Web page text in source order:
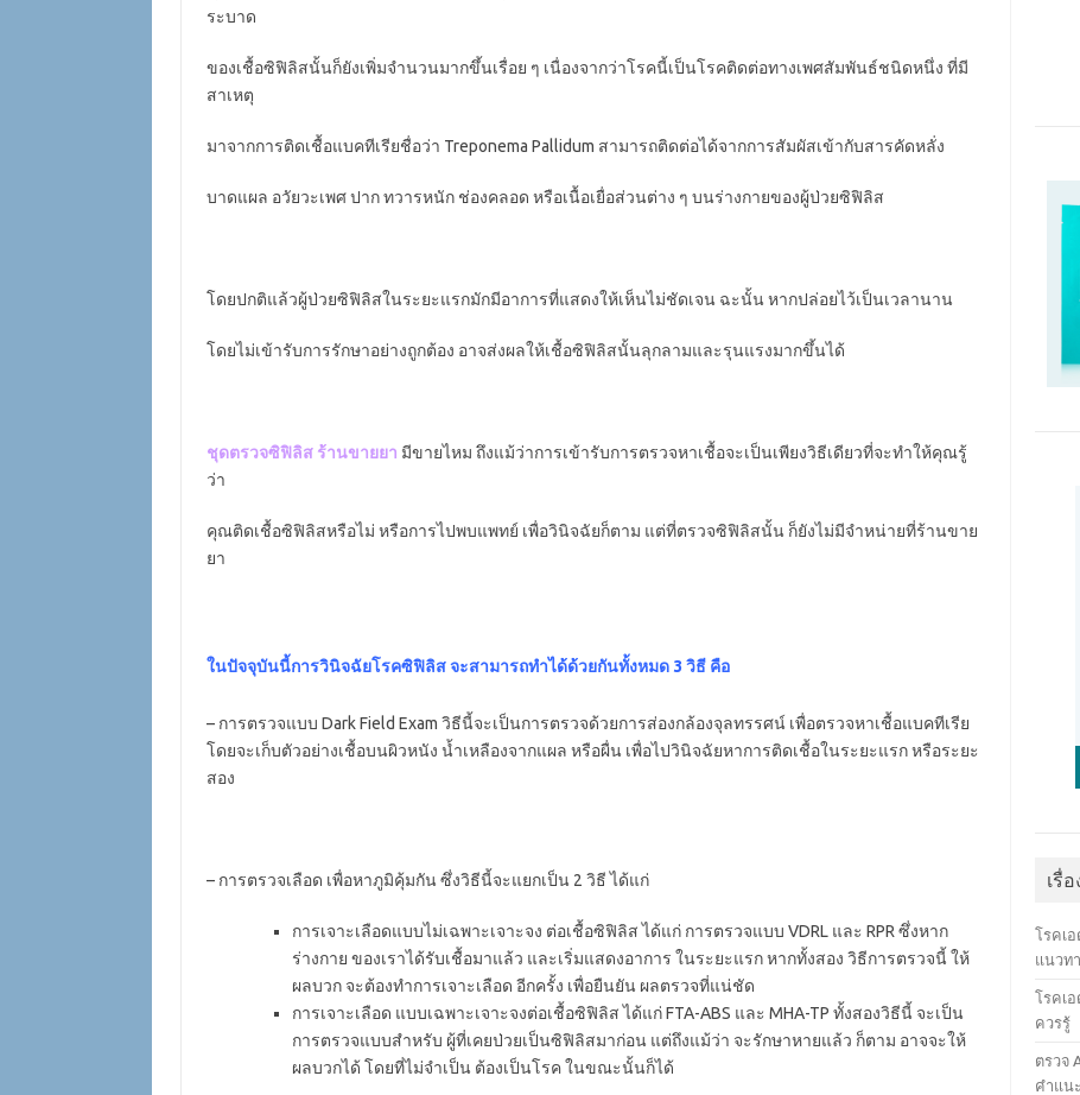
ระบาด
ของเชื้อซิฟิลิสนั้นก็ยังเพิ่มจำนวนมากขึ้นเรื่อย ๆ เนื่องจากว่าโรคนี้เป็นโรคติดต่อทางเพศสัมพันธ์ชนิดหนึ่ง ที่มี
สาเหตุ
มาจากการติดเชื้อแบคทีเรียชื่อว่า Treponema Pallidum สามารถติดต่อได้จากการสัมผัสเข้ากับสารคัดหลั่ง
บาดแผล อวัยวะเพศ ปาก ทวารหนัก ช่องคลอด หรือเนื้อเยื่อส่วนต่าง ๆ บนร่างกายของผู้ป่วยซิฟิลิส
โดยปกติแล้วผู้ป่วยซิฟิลิสในระยะแรกมักมีอาการที่แสดงให้เห็นไม่ชัดเจน ฉะนั้น หากปล่อยไว้เป็นเวลานาน
โดยไม่เข้ารับการรักษาอย่างถูกต้อง อาจส่งผลให้เชื้อซิฟิลิสนั้นลุกลามและรุนแรงมากขึ้นได้
ชุดตรวจซิฟิลิส ร้านขายยา มีขายไหม ถึงแม้ว่าการเข้ารับการตรวจหาเชื้อจะเป็นเพียงวิธีเดียวที่จะทำให้คุณรู้
ว่า
คุณติดเชื้อซิฟิลิสหรือไม่ หรือการไปพบแพทย์ เพื่อวินิจฉัยก็ตาม แต่ที่ตรวจซิฟิลิสนั้น ก็ยังไม่มีจำหน่ายที่ร้านขาย
ยา
ในปัจจุบันนี้การวินิจฉัยโรคซิฟิลิส จะสามารถทำได้ด้วยกันทั้งหมด 3 วิธี คือ
– การตรวจแบบ Dark Field Exam วิธีนี้จะเป็นการตรวจด้วยการส่องกล้องจุลทรรศน์ เพื่อตรวจหาเชื้อแบคทีเรีย
โดยจะเก็บตัวอย่างเชื้อบนผิวหนัง น้ำเหลืองจากแผล หรือผื่น เพื่อไปวินิจฉัยหาการติดเชื้อในระยะแรก หรือระยะ
สอง
– การตรวจเลือด เพื่อหาภูมิคุ้มกัน ซึ่งวิธีนี้จะแยกเป็น 2 วิธี ได้แก่
การเจาะเลือดแบบไม่เฉพาะเจาะจง ต่อเชื้อซิฟิลิส ได้แก่ การตรวจแบบ VDRL และ RPR ซึ่งหาก
ร่างกาย ของเราได้รับเชื้อมาแล้ว และเริ่มแสดงอาการ ในระยะแรก หากทั้งสอง วิธีการตรวจนี้ ให้
ผลบวก จะต้องทำการเจาะเลือด อีกครั้ง เพื่อยืนยัน ผลตรวจที่แน่ชัด
การเจาะเลือด แบบเฉพาะเจาะจงต่อเชื้อซิฟิลิส ได้แก่ FTA-ABS และ MHA-TP ทั้งสองวิธีนี้ จะเป็น
การตรวจแบบสำหรับ ผู้ที่เคยป่วยเป็นซิฟิลิสมาก่อน แต่ถึงแม้ว่า จะรักษาหายแล้ว ก็ตาม อาจจะให้
ผลบวกได้ โดยที่ไม่จำเป็น ต้องเป็นโรค ในขณะนั้นก็ได้
เรื่
โรคเ
แนวท
โรคเ
ควรรู้
ตรวจ
คำแน